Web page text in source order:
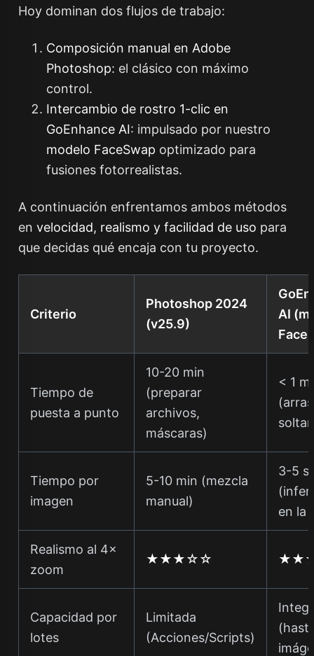
Hoy dominan dos flujos de trabajo:
Composición manual en Adobe
Photoshop: el clásico con máximo
control.
Intercambio de rostro 1-clic en
GoEnhance AI: impulsado por nuestro
modelo FaceSwap optimizado para
fusiones fotorrealistas.
A continuación enfrentamos ambos métodos
en velocidad, realismo y facilidad de uso para
que decidas qué encaja con tu proyecto.
Criterio
Photoshop 2024
(v25.9)
AI
Tiempo de
puesta a punto
10-20 min
(preparar
archivos,
máscaras)
< 1
Tiempo por
imagen
5-10 min (mezcla
manual)
3-5 s
en la
Realismo al 4×
zoom
★★★☆☆
Capacidad por
lotes
Limitada
(Acciones/Scripts)